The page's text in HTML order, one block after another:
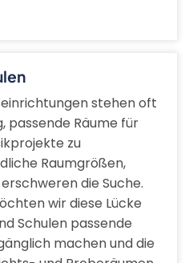
stehen oft
passende Räume für
zu
Raumgrößen,
die Suche.
wir diese Lücke
Schulen passende
machen und die